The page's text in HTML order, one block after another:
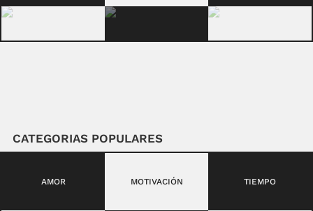
CATEGORIAS POPULARES
AMOR MOTIVACIÓN TIEMPO